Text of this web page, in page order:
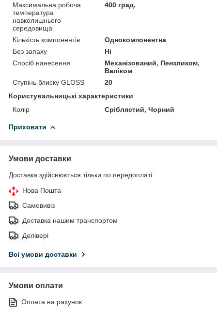
Максимальна робоча
температура
навколишнього
середовища
400 град.
Кількість компонентів
Однокомпонентна
Без запаху
Ні
Спосіб нанесення
Механізований, Пензликом,
Валіком
Ступінь блиску GLOSS
20
Користувальницькі характеристики
Колір
Сріблястий, Чорний
Приховати
Умови доставки
Доставка здійснюється тільки по передоплаті.
Нова Пошта
Самовивіз
Доставка нашим транспортом
Делівері
Всі умови доставки
Умови оплати
Оплата на рахунок